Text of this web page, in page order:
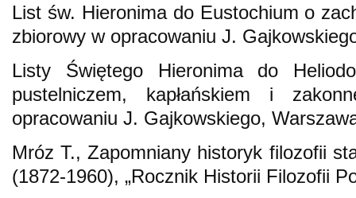
List św. Hieronima do Eustochium o
zbiorowy w opracowaniu J.
Listy Świętego Hieronima do
pustelniczem, kapłańskiem i
opracowaniu J. Gajkowskiego,
Mróz T., Zapomniany historyk filozofii
(1872-1960), „Rocznik Historii Filozofii